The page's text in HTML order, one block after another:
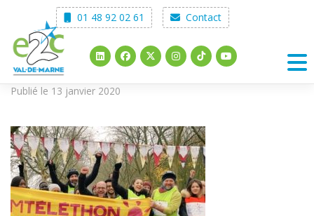
content
01 48 92 02 61 Contact
Publié le 13 janvier 2020